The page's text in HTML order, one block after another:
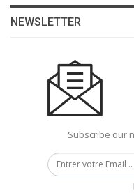
NEWSLETTER
Subscribe our